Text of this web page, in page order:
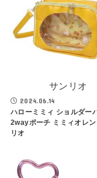
サンリオ
2024.06.14
ハローミミィ ショルダー
2wayポーチ ミミィオレ
リオ